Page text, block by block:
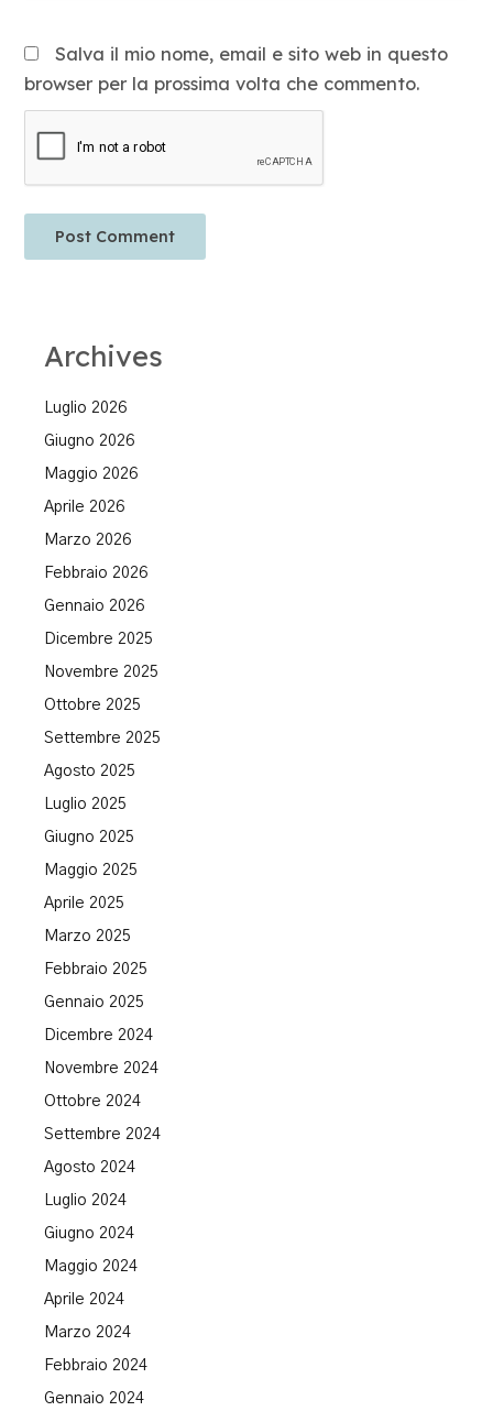
Salva il mio nome, email e sito web in questo
browser per la prossima volta che commento.
Archives
Luglio 2026
Giugno 2026
Maggio 2026
Aprile 2026
Marzo 2026
Febbraio 2026
Gennaio 2026
Dicembre 2025
Novembre 2025
Ottobre 2025
Settembre 2025
Agosto 2025
Luglio 2025
Giugno 2025
Maggio 2025
Aprile 2025
Marzo 2025
Febbraio 2025
Gennaio 2025
Dicembre 2024
Novembre 2024
Ottobre 2024
Settembre 2024
Agosto 2024
Luglio 2024
Giugno 2024
Maggio 2024
Aprile 2024
Marzo 2024
Febbraio 2024
Gennaio 2024